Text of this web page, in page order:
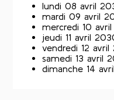
lundi 08 avril
mardi 09 avril
mercredi 10
jeudi 11 avril
vendredi 12
samedi 13 avril
dimanche 14